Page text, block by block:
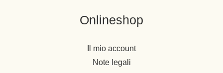
Onlineshop
Il mio account
Note legali